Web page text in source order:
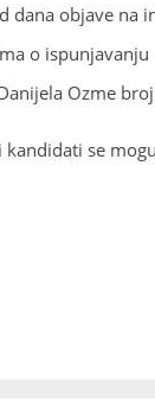
dana objave
o
Ozme
se